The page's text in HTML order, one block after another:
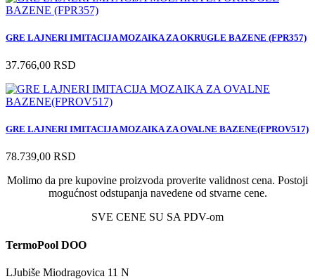
GRE LAJNERI IMITACIJA MOZAIKA ZA OKRUGLE BAZENE (FPR357)
37.766,00 RSD
GRE LAJNERI IMITACIJA MOZAIKA ZA OVALNE BAZENE(FPROV517)
78.739,00 RSD
Molimo da pre kupovine proizvoda proverite validnost cena. Postoji
mogućnost odstupanja navedene od stvarne cene.
SVE CENE SU SA PDV-om
TermoPool DOO
LJubiše Miodragovica 11 N